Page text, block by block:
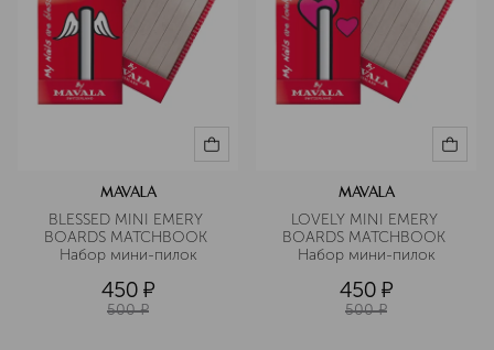
MAVALA
BLESSED MINI EMERY
BOARDS MATCHBOOK
Набор мини-пилок
450 ¤
500 ¤
MAVALA
LOVELY MINI EMERY
BOARDS MATCHBOOK
Набор мини-пилок
450 ¤
500 ¤